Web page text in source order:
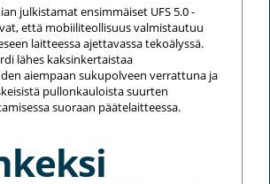
julkistamat ensimmäiset UFS 5.0 -
että mobiiliteollisuus valmistautuu
laitteessa ajettavassa tekoälyssä.
lähes kaksinkertaistaa
aiempaan sukupolveen verrattuna ja
pullonkauloista suurten
suoraan päätelaitteessa.